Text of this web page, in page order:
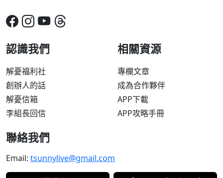
認識我們
解憂福利社
創辦人的話
解憂信箱
李組長回信
相關資源
專欄文章
成為合作夥伴
APP下載
APP攻略手冊
聯絡我們
Email: tsunnylive@gmail.com